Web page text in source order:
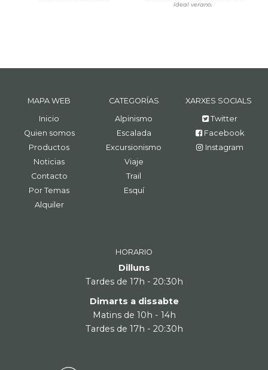
ideal verano.
MAPA WEB
Inicio
Quien somos
Productos
Noticias
Contacto
Por Temas
Alquiler
CATEGORÍAS
Alpinismo
Escalada
Excursionismo
Viaje
Trail
Esquí
XARXES SOCIALS
Twitter
Facebook
Instagram
HORARIO
Dilluns
Tardes de 17h - 20:30h
Dimarts a dissabte
Matins de 10h - 14h
Tardes de 17h - 20:30h